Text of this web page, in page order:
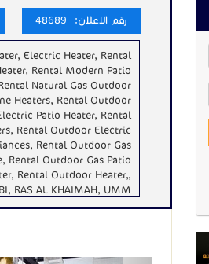
رقم الاعلان: 48689
Electric Heater, Rental
Rental Modern Patio
Natural Gas Outdoor
Heaters, Rental Outdoor
Patio Heater, Rental
Rental Outdoor Electric
Rental Outdoor Gas
Rental Outdoor Gas Patio
Rental Outdoor Heater,,
RAS AL KHAIMAH, UMM
AL-QUWAIN, AJMAN- U.A.E.